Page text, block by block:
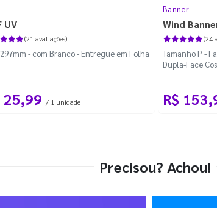
UV
(21 avaliações)
- com Branco - Entregue em Folha
25,99 / 1 unidade
Banner
Wind
(24
Tamanho P -
Dupla-Face
R$
Precisou? Achou!